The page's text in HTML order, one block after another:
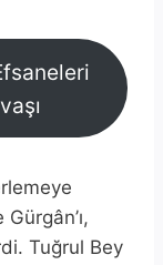
Tuğrul Bey